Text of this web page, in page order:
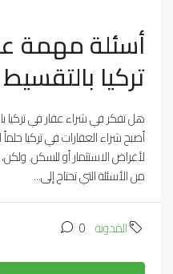
أسئلة مهمة
تركيا بالتقسيط
هل تفكر في شراء عقار في تركيا
أصبح شراء العقارات في تركيا
لأغراض الاستثمار أو للسكن.
من الأسئلة التي تحتاج إلى...
المدونة 0